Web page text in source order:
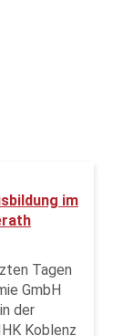
im
Tagen
GmbH
der
Koblenz